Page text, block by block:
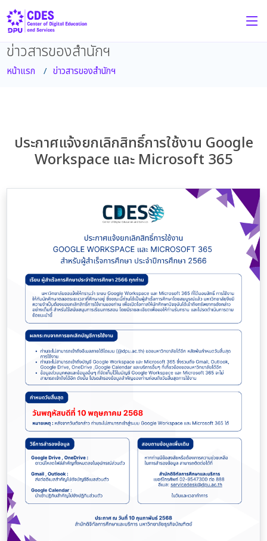
ข่าวสารของสำนักฯ
หน้าแรก ข่าวสารของสำนักฯ
ประกาศแจ้งยกเลิกสิทธิ์การใช้งาน Google
Workspace และ Microsoft 365